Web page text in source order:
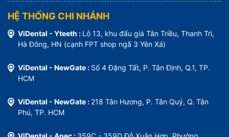
HỆ THỐNG CHI NHÁNH
ViDental - Yteeth : Lô 13, khu đấu giá Tân Triều, Thanh Trì,
Hà Đông, HN (cạnh FPT shop ngã 3 Yên Xá)
ViDental - NewGate : Số 4 Đặng Tất, P. Tân Định, Q.1, TP.
HCM
ViDental - NewGate : 218 Tân Hương, P. Tân Quý, Q. Tân
Phú, TP. HCM